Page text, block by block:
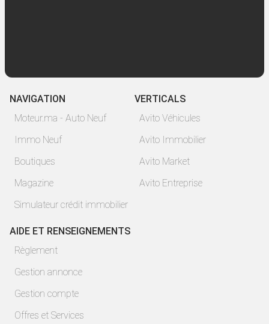
NAVIGATION
Moteur.ma - Auto Neuf
Immo Neuf
Boutiques
Magazine
Simulateur crédit immobilier
VERTICALS
Avito Véhicules
Avito Immobilier
Avito Market
Avito Entreprise
AIDE ET RENSEIGNEMENTS
Règlement
Gestion annonce
Gestion compte
Offres et Services